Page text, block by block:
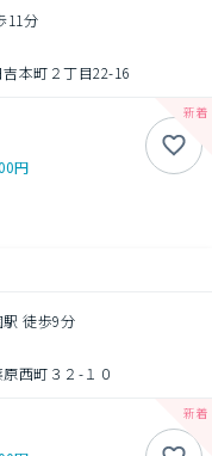
11分
本町２丁目22-16
円
徒歩9分
西町３２-１０